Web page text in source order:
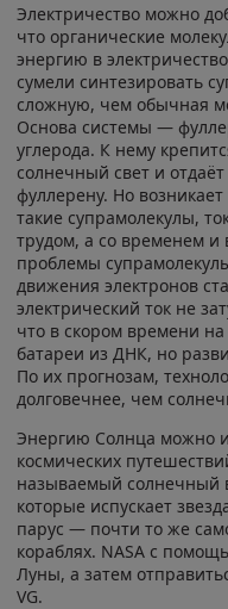
Электричество можно
что органические
энергию в
сумели синтезировать
сложную, чем обычная
Основа системы —
углерода. К нему
солнечный свет и
фуллерену. Но
такие супрамолекулы,
трудом, а со временем и
проблемы
движения электронов
электрический ток не
что в скором времени
батареи из ДНК, но
По их прогнозам,
долговечнее, чем
Энергию Солнца можно
космических
называемый солнечный
которые испускает
парус — почти то же
кораблях. NASA с
Луны, а затем
VG.